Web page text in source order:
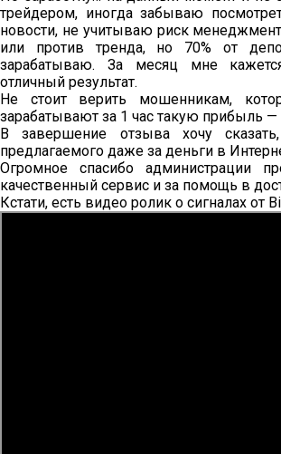
трейдером, иногда забываю
новости, не учитываю риск
или против тренда, но 70% от
зарабатываю. За месяц мне
отличный результат.
Не стоит верить мошенникам,
зарабатывают за 1 час такую прибыль
В завершение отзыва хочу
предлагаемого даже за деньги в
Огромное спасибо администрации
качественный сервис и за помощь в
Кстати, есть видео ролик о сигналах от